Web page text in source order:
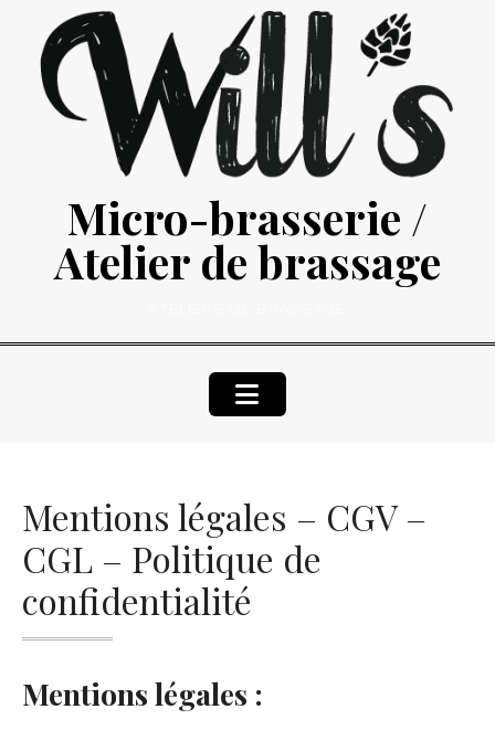
content
Micro-brasserie /
Atelier de brassage
Mentions légales – CGV –
CGL – Politique de
confidentialité
Mentions légales :